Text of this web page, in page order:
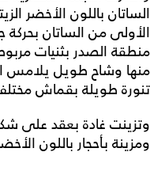
الساتان باللون الأخضر
الأولى من الساتان
منطقة الصدر بثنيات
منها وشاح طويل يلامس
تنورة طويلة بقماش
وتزينت غادة بعقد على
ومزينة بأحجار باللون